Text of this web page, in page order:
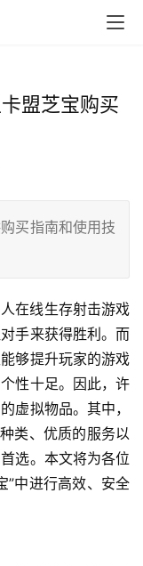
盟芝宝购买
买指南和使用技
在线生存射击游戏
手来获得胜利。而
够提升玩家的游戏
性十足。因此，许
虚拟物品。其中，
类、优质的服务以
选。本文将为各位
”中进行高效、安全